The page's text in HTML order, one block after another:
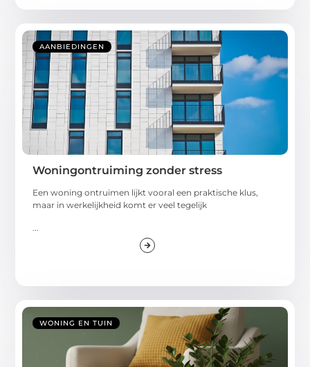
AANBIEDINGEN
Woningontruiming zonder stress
Een woning ontruimen lijkt vooral een praktische klus,
maar in werkelijkheid komt er veel tegelijk
WONING EN TUIN